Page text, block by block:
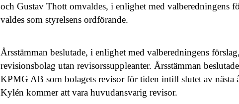
och Gustav Thott omvaldes, i enlighet med valberedningens
valdes som styrelsens ordförande.
Årsstämman beslutade, i enlighet med valberedningens
revisionsbolag utan revisorssuppleanter. Årsstämman
KPMG AB som bolagets revisor för tiden intill slutet av nästa
Kylén kommer att vara huvudansvarig revisor.